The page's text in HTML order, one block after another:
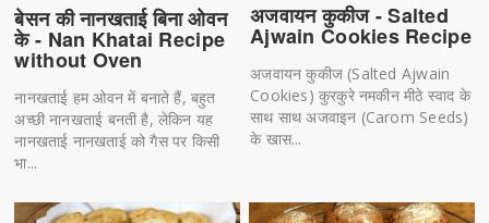
बेसन की नानखताई बिना ओवन
के - Nan Khatai Recipe
without Oven
नानखताई हम ओवन में बनाते हैं, बहुत
अच्छी नानखताई बनती है, लेकिन यह
नानखताई नानखताई को गैस पर किसी
भा...
अजवायन कुकीज - Salted
Ajwain Cookies Recipe
अजवायन कुकीज (Salted Ajwain
Cookies) कुरकुरे नमकीन मीठे स्वाद के
साथ साथ अजवाइन (Carom Seeds)
के खास...